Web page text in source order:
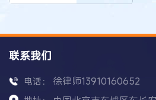
联系我们
电话： 徐律师13910160652